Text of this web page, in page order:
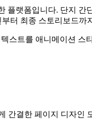
플랫폼입니다. 단지
터 최종 스토리보드까
스트를 애니메이션
간결한 페이지 디자